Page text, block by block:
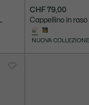
CHF 79,00
Cappellino in
NUOVA COLLEZIONE